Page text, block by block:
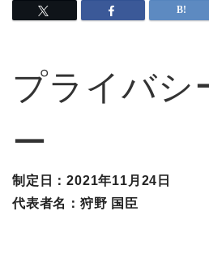
プライバシ
ー
制定日：2021年11月24日
代表者名：狩野 国臣